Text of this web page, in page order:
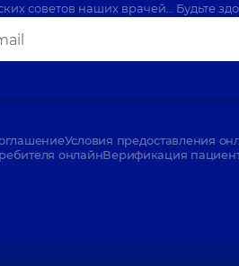
советов наших врачей… Будьте
Условия предоставления
онлайнВерификация